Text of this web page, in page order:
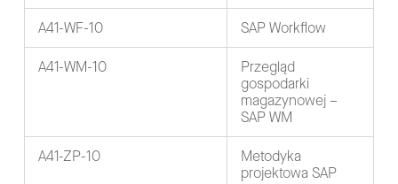
A41-WF-10 SAP Workflow
A41-WM-10
Przegląd
gospodarki
magazynowej –
SAP WM
A41-ZP-10
Metodyka
projektowa SAP